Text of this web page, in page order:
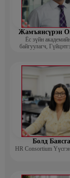
Жамъянсүрэн
Ёс зүйн
байгуулагч,
Болд
HR Consortium